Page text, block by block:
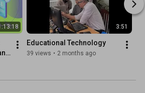
3:51
Educational Technology
39 views • 2 months ago